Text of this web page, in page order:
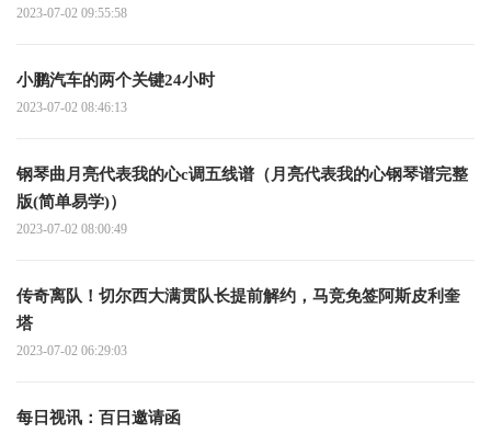
2023-07-02 09:55:58
小鹏汽车的两个关键24小时
2023-07-02 08:46:13
钢琴曲月亮代表我的心c调五线谱（月亮代表我的心钢琴谱完整
版(简单易学)）
2023-07-02 08:00:49
传奇离队！切尔西大满贯队长提前解约，马竞免签阿斯皮利奎
塔
2023-07-02 06:29:03
每日视讯：百日邀请函